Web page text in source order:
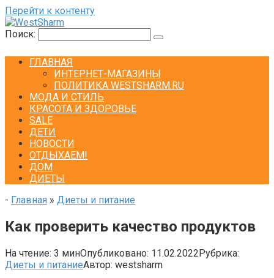
Перейти к контенту
Поиск:
ГЛАВНАЯ
ИНТЕРНЕТ-МАГАЗИНЫ
ПОЛИТИКА WESTSHARM.RU
МОДА И СТИЛЬ
КРАСОТА И ЗДОРОВЬЕ
SALE
ДЕТИ
НОВОСТИ
ОТДЫХАЕМ!
ДОМ
ДИЕТЫ
- Главная » Диеты и питание
Как проверить качество продуктов
На чтение: 3 минОпубликовано: 11.02.2022Рубрика:
Диеты и питаниеАвтор: westsharm